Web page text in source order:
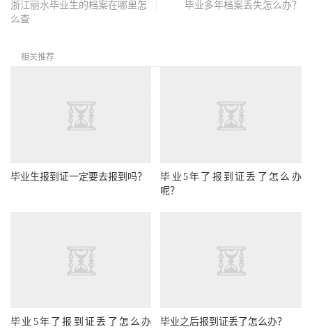
浙江丽水毕业生的档案在哪里怎
么查
毕业多年档案丢失怎么办？
相关推荐
毕业生报到证一定要去报到吗？
毕业5年了报到证丢了怎么办
呢？
毕业5年了报到证丢了怎么办
毕业之后报到证丢了怎么办？